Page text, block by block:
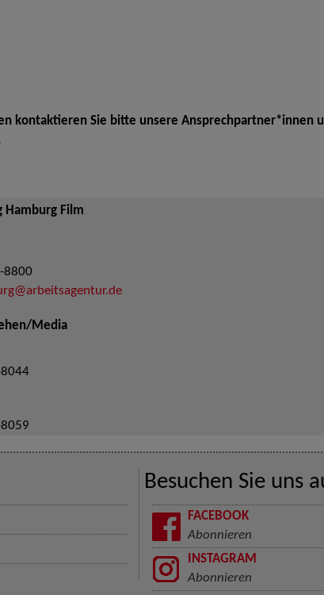
kontaktieren Sie bitte unsere Ansprechpartner*innen
Hamburg Film
8800
Media
Besuchen Sie uns
FACEBOOK
Abonnieren
INSTAGRAM
Abonnieren